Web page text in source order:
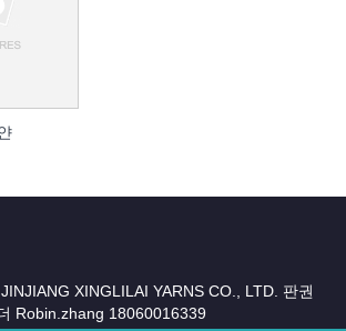
XINGLILAI YARNS CO., LTD. 판권
Robin.zhang 18060016339